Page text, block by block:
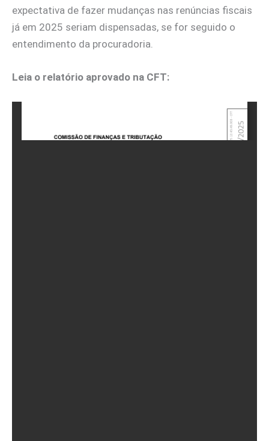
expectativa de fazer mudanças nas renúncias fiscais
já em 2025 seriam dispensadas, se for seguido o
entendimento da procuradoria.
Leia o relatório aprovado na CFT: